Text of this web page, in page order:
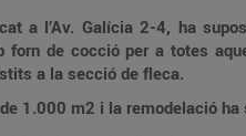
a l’Av. Galícia 2-4, ha
forn de cocció per a totes
a la secció de fleca.
1.000 m2 i la remodelació